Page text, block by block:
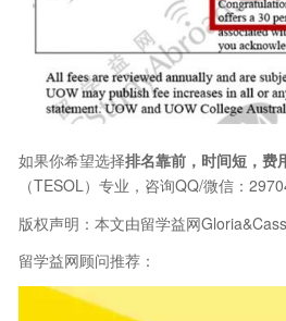
如果你希望选择排名靠前，时间短，费
（TESOL）专业，咨询QQ/微信：
版权声明：本文由留学益网
留学益网顾问推荐：